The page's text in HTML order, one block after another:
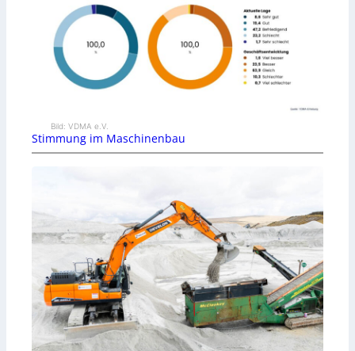
Bild: VDMA e.V.
Stimmung im Maschinenbau